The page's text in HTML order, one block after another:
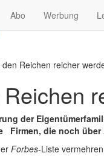
Abo Werbung
den Reichen reicher
der
Firmen, die noch
Forbes-Liste